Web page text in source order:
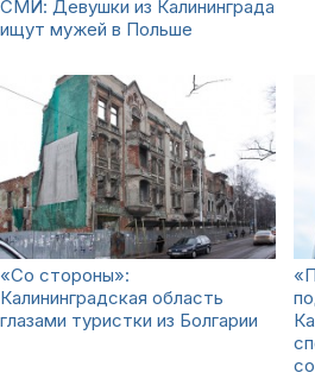
СМИ: Девушки из Калининграда
ищут мужей в Польше
«Со стороны»:
Калининградская область
глазами туристки из Болгарии